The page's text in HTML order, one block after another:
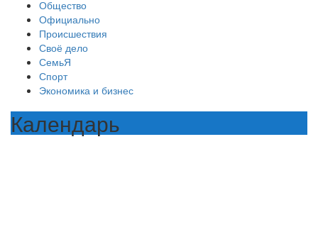
Общество
Официально
Происшествия
Своё дело
СемьЯ
Спорт
Экономика и бизнес
Календарь